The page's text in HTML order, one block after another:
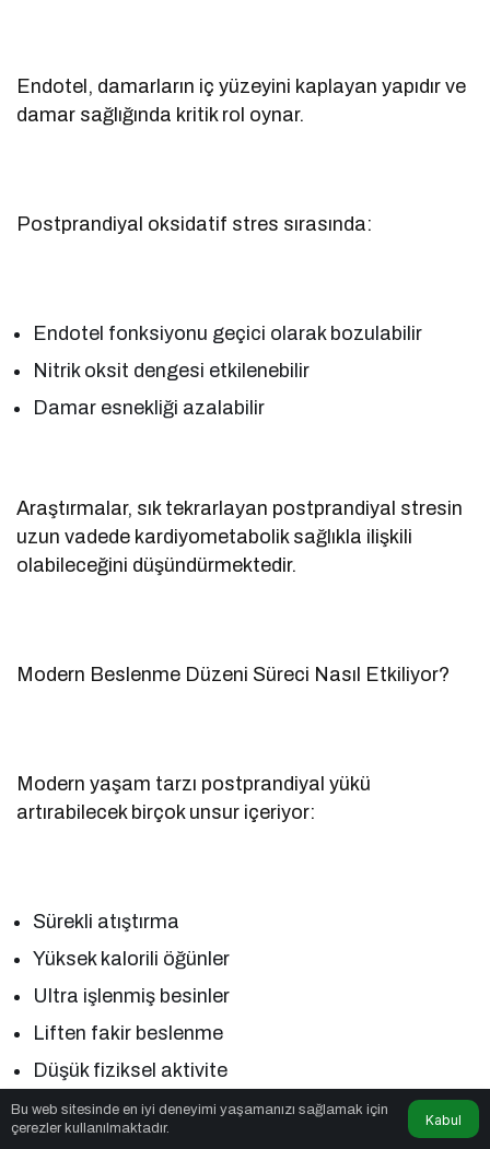
Endotel, damarların iç yüzeyini kaplayan yapıdır ve
damar sağlığında kritik rol oynar.
Postprandiyal oksidatif stres sırasında:
Endotel fonksiyonu geçici olarak bozulabilir
Nitrik oksit dengesi etkilenebilir
Damar esnekliği azalabilir
Araştırmalar, sık tekrarlayan postprandiyal stresin
uzun vadede kardiyometabolik sağlıkla ilişkili
olabileceğini düşündürmektedir.
Modern Beslenme Düzeni Süreci Nasıl Etkiliyor?
Modern yaşam tarzı postprandiyal yükü
artırabilecek birçok unsur içeriyor:
Sürekli atıştırma
Yüksek kalorili öğünler
Ultra işlenmiş besinler
Liften fakir beslenme
Düşük fiziksel aktivite
Bu web sitesinde en iyi deneyimi yaşamanızı sağlamak için
çerezler kullanılmaktadır.
Kabul